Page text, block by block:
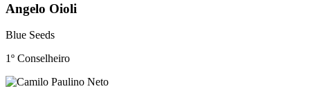
Angelo Oioli
Blue Seeds
1º Conselheiro